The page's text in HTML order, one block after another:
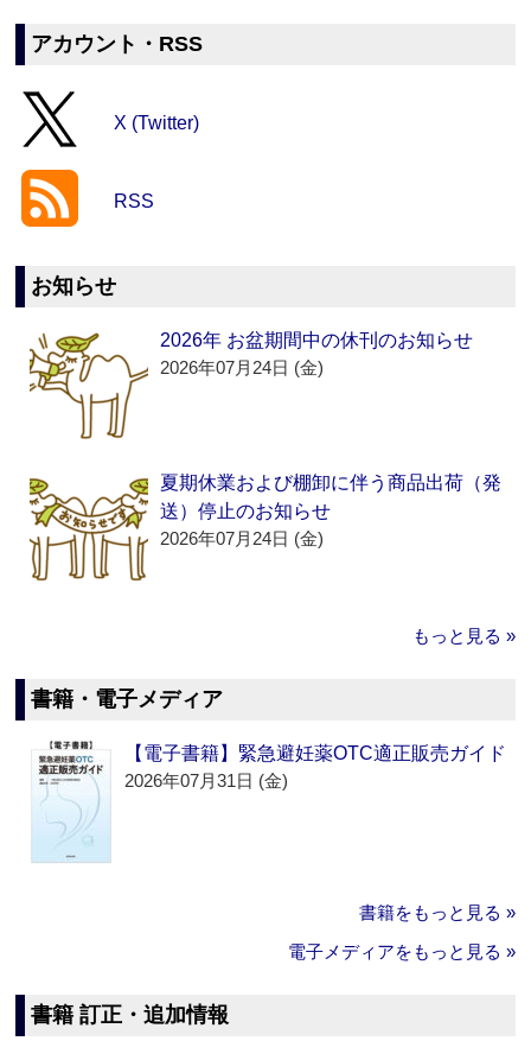
アカウント・RSS
X (Twitter)
RSS
お知らせ
2026年 お盆期間中の休刊のお知らせ
2026年07月24日 (金)
夏期休業および棚卸に伴う商品出荷（発
送）停止のお知らせ
2026年07月24日 (金)
もっと見る »
書籍・電子メディア
【電子書籍】緊急避妊薬OTC適正販売ガイド
2026年07月31日 (金)
書籍をもっと見る »
電子メディアをもっと見る »
書籍 訂正・追加情報